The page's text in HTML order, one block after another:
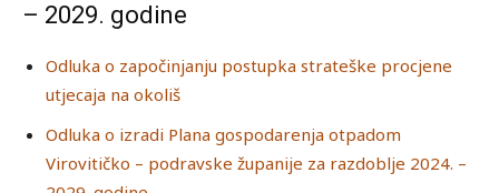
– 2029. godine
Odluka o započinjanju postupka strateške procjene
utjecaja na okoliš
Odluka o izradi Plana gospodarenja otpadom
Virovitičko – podravske županije za razdoblje 2024. –